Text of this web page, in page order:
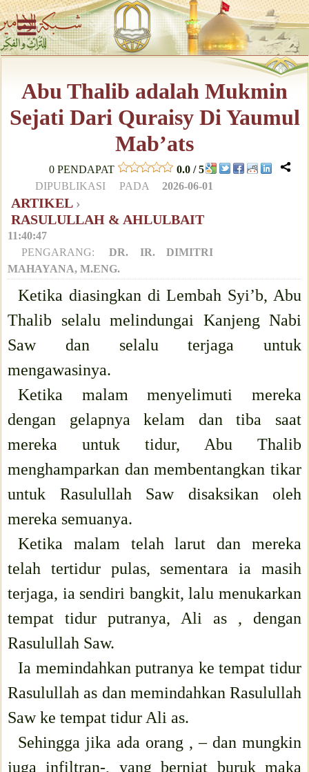
Abu Thalib adalah Mukmin
Sejati Dari Quraisy Di Yaumul
Mab’ats
0 PENDAPAT 0.0 /5
ARTIKEL ›
RASULULLAH & AHLULBAIT
DIPUBLIKASI PADA 2026-06-01
11:40:47
PENGARANG:
DR. IR. DIMITRI
MAHAYANA, M.ENG.
Ketika diasingkan di Lembah Syi’b, Abu
Thalib selalu melindungai Kanjeng Nabi
Saw dan selalu terjaga untuk
mengawasinya.
Ketika malam menyelimuti mereka
dengan gelapnya kelam dan tiba saat
mereka untuk tidur, Abu Thalib
menghamparkan dan membentangkan tikar
untuk Rasulullah Saw disaksikan oleh
mereka semuanya.
Ketika malam telah larut dan mereka
telah tertidur pulas, sementara ia masih
terjaga, ia sendiri bangkit, lalu menukarkan
tempat tidur putranya, Ali as , dengan
Rasulullah Saw.
Ia memindahkan putranya ke tempat tidur
Rasulullah as dan memindahkan Rasulullah
Saw ke tempat tidur Ali as.
Sehingga jika ada orang , – dan mungkin
juga infiltran-, yang berniat buruk maka